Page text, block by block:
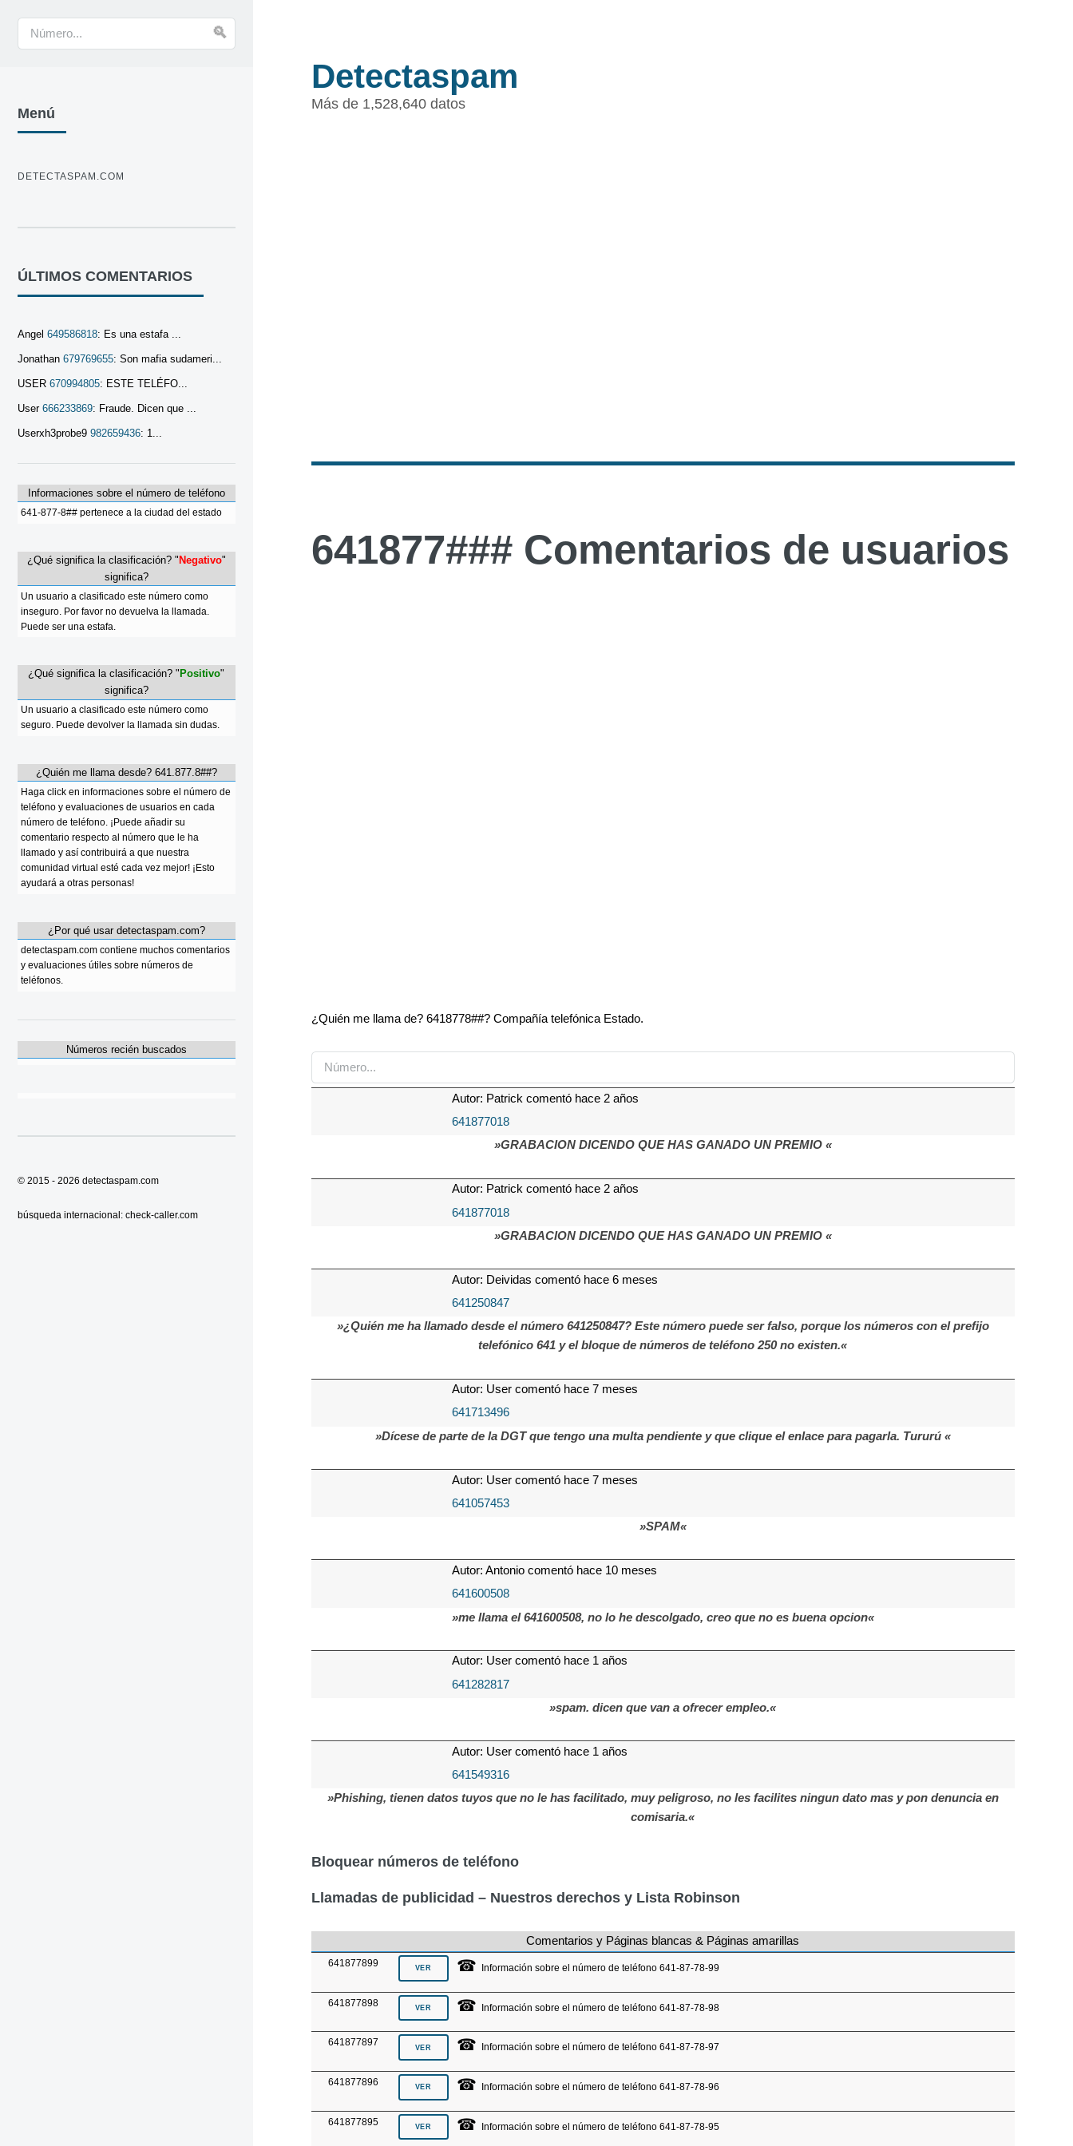
Detectaspam
Más de 1,528,640 datos
641877### Comentarios de usuarios
¿Quién me llama de? 6418778##? Compañía telefónica Estado.
Autor: Patrick comentó hace 2 años
641877018
»GRABACION DICENDO QUE HAS GANADO UN PREMIO «
Autor: Patrick comentó hace 2 años
641877018
»GRABACION DICENDO QUE HAS GANADO UN PREMIO «
Autor: Deividas comentó hace 6 meses
641250847
»¿Quién me ha llamado desde el número 641250847? Este número puede ser falso, porque los números con el prefijo
telefónico 641 y el bloque de números de teléfono 250 no existen.«
Autor: User comentó hace 7 meses
641713496
»Dícese de parte de la DGT que tengo una multa pendiente y que clique el enlace para pagarla. Tururú «
Autor: User comentó hace 7 meses
641057453
»SPAM«
Autor: Antonio comentó hace 10 meses
641600508
»me llama el 641600508, no lo he descolgado, creo que no es buena opcion«
Autor: User comentó hace 1 años
641282817
»spam. dicen que van a ofrecer empleo.«
Autor: User comentó hace 1 años
641549316
»Phishing, tienen datos tuyos que no le has facilitado, muy peligroso, no les facilites ningun dato mas y pon denuncia en
comisaria.«
Bloquear números de teléfono
Llamadas de publicidad – Nuestros derechos y Lista Robinson
Comentarios y Páginas blancas & Páginas amarillas
641877899 ☎ Información sobre el número de teléfono 641-87-78-99
641877898 ☎ Información sobre el número de teléfono 641-87-78-98
641877897 ☎ Información sobre el número de teléfono 641-87-78-97
641877896 ☎ Información sobre el número de teléfono 641-87-78-96
641877895 ☎ Información sobre el número de teléfono 641-87-78-95
Menú
DETECTASPAM.COM
ÚLTIMOS COMENTARIOS
Angel 649586818: Es una estafa ...
Jonathan 679769655: Son mafia sudameri...
USER 670994805: ESTE TELÉFO...
User 666233869: Fraude. Dicen que ...
Userxh3probe9 982659436: 1...
Informaciones sobre el número de teléfono
641-877-8## pertenece a la ciudad del estado
¿Qué significa la clasificación? "Negativo"
significa?
Un usuario a clasificado este número como
inseguro. Por favor no devuelva la llamada.
Puede ser una estafa.
¿Qué significa la clasificación? " Positivo"
significa?
Un usuario a clasificado este número como
seguro. Puede devolver la llamada sin dudas.
¿Quién me llama desde? 641.877.8##?
Haga click en informaciones sobre el número de
teléfono y evaluaciones de usuarios en cada
número de teléfono. ¡Puede añadir su
comentario respecto al número que le ha
llamado y así contribuirá a que nuestra
comunidad virtual esté cada vez mejor! ¡Esto
ayudará a otras personas!
¿Por qué usar detectaspam.com?
detectaspam.com contiene muchos comentarios
y evaluaciones útiles sobre números de
teléfonos.
Números recién buscados
© 2015 - 2026 detectaspam.com
búsqueda internacional: check-caller.com